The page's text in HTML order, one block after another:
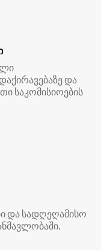
და
საკომისიოების
და სადღეღამისო